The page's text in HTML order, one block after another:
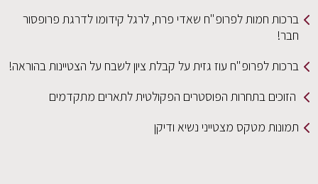
ברכות חמות לפרופ"ח שאדי פרח, לרגל קידומו לדרגת פרופסור
חבר!
ברכות לפרופ"ח עוז גזית על קבלת ציון לשבח על הצטיינות בהוראה!
הזוכים בתחרות הפוסטרים הפקולטית לתארים מתקדמים
תמונות מטקס מצטייני נשיא ודיקן